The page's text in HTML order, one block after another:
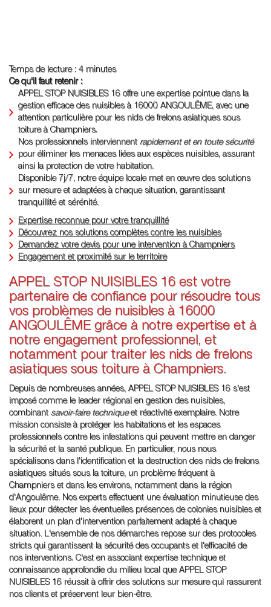
Temps de lecture : 4 minutes
Ce qu'il faut retenir :
APPEL STOP NUISIBLES 16 offre une expertise pointue dans la
gestion efficace des nuisibles à 16000 ANGOULÊME, avec une
attention particulière pour les nids de frelons asiatiques sous
toiture à Champniers.
Nos professionnels interviennent rapidement et en toute sécurité
pour éliminer les menaces liées aux espèces nuisibles, assurant
ainsi la protection de votre habitation.
Disponible 7j/7, notre équipe locale met en œuvre des solutions
sur mesure et adaptées à chaque situation, garantissant
tranquillité et sérénité.
Expertise reconnue pour votre tranquillité
Découvrez nos solutions complètes contre les nuisibles
Demandez votre devis pour une intervention à Champniers
Engagement et proximité sur le territoire
APPEL STOP NUISIBLES 16 est votre
partenaire de confiance pour résoudre tous
vos problèmes de nuisibles à 16000
ANGOULÊME grâce à notre expertise et à
notre engagement professionnel, et
notamment pour traiter les nids de frelons
asiatiques sous toiture à Champniers.
Depuis de nombreuses années, APPEL STOP NUISIBLES 16 s'est
imposé comme le leader régional en gestion des nuisibles,
combinant savoir-faire techniqueet réactivité exemplaire. Notre
mission consiste à protéger les habitations et les espaces
professionnels contre les infestations qui peuvent mettre en danger
la sécurité et la santé publique. En particulier, nous nous
spécialisons dans l'identification et la destruction des nids de frelons
asiatiques situés sous la toiture, un problème fréquent à
Champniers et dans les environs, notamment dans la région
d'Angoulême. Nos experts effectuent une évaluation minutieuse des
lieux pour détecter les éventuelles présences de colonies nuisibles et
élaborent un plan d'intervention parfaitement adapté à chaque
situation. L'ensemble de nos démarches repose sur des protocoles
stricts qui garantissent la sécurité des occupants et l'efficacité de
nos interventions. C'est en associant expertise technique et
connaissance approfondie du milieu local que APPEL STOP
NUISIBLES 16 réussit à offrir des solutions sur mesure qui rassurent
nos clients et préservent leur bien-être.